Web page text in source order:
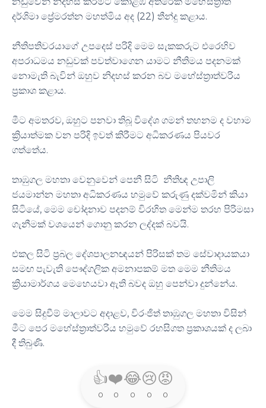
දර්ශිමා ප්‍රේමරත්න මහත්මිය අද (22) තීන්දු කළාය.
නීතිපතිවරයාගේ උපදෙස් පරිදි මෙම සැකකරුට එරෙහිව
අපරාධමය නඩුවක් පවත්වාගෙන යාමට නීතිමය පදනමක්
නොමැති බැවින් ඔහුව නිදහස් කරන බව මහේස්ත්‍රාත්වරිය
ප්‍රකාශ කළාය.
මීට අමතරව, ඔහුට පනවා තිබූ විදේශ ගමන් තහනම ද වහාම
ක්‍රියාත්මක වන පරිදි ඉවත් කිරීමට අධිකරණය පියවර
ගත්තේය.
තාඹුගල මහතා වෙනුවෙන් පෙනී සිටි නීතිඥ උපාලි
ජයමාන්න මහතා අධිකරණය හමුවේ කරුණු දක්වමින් කියා
සිටියේ, මෙම චෝදනාව පදනම් විරහිත මෙන්ම තරහ පිරිමසා
ගැනීමක් වශයෙන් ගොනු කරන ලද්දක් බවයි.
එකල සිටි ප්‍රබල දේශපාලනඥයන් පිරිසක් තම සේවාදායකයා
සමඟ පැවැති පෞද්ගලික අමනාපකම් මත මෙම නීතිමය
ක්‍රියාමාර්ගය මෙහෙයවා ඇති බවද ඔහු පෙන්වා දුන්නේය.
මෙම සිදුවීම් මාලාවට අදාළව, විරංජිත් තාඹුගල මහතා විසින්
මීට පෙර මහේස්ත්‍රාත්වරිය හමුවේ රහසිගත ප්‍රකාශයක් ද ලබා
දී තිබුණි.
👍
0
❤️
0
😂
0
😢
0
😡
0